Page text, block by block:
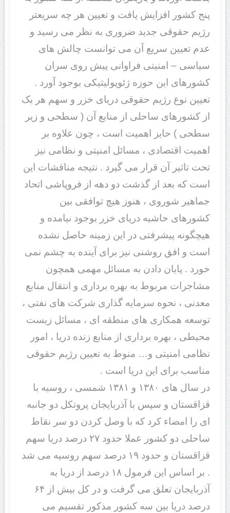
پنج کشور افزایش یافت و تعیین هر چه سریعتر
رژیم حقوقی جدید ضروری به نظر می رسید و
عدم تعیین سریع آن می توانست چالش های
سیاسی – امنیتی فراوانی پیش روی سران
کشورهای این حوزه ژئوپولیتیکی بوجود آورد .
تعیین نوع رژیم حقوقی دریای خزر و سهم هر یک
از کشورهای ساحلی از منابع آن ( سطحی و زیر
سطحی ) حایز اهمیت است ، چون علاوه بر
اهمیت اقتصادی ، مسائل امنیتی و نظامی نیز
تحت تاثیر آن قرار می گیرد . نتیجه مناقشات این
است که بعد از گذشت دو دهه از فروپاشی اتحاد
جماهیر شوروی ، هنوز هیچ توافقی بین
کشورهای حاشیه دریای خزر بوجود نیامده و
هیچگونه پیشرفتی در این زمینه حاصل نشده
است و افق روشنی نیز برای آینده به چشم نمی
خورد . پایان دادن به مسائل مهمی همچون
مشاجرات مربوط به بهره برداری و انتقال منابع
معدنی ، نحوه سرمایه گذاری شرکت های نفتی ،
توسعه همکاری های منطقه ای ، مسائل زیست
محیطی ، بهره برداری از منابع زنده دریا ، امور
نظامی امنیتی و… منوط به تعیین رژیم حقوقی
مناسب برای این دریا است .
در سال های ۱۳۸۰ و ۱۳۸۱ شمسی ، روسیه با
قزاقستان و سپس با آذربایجان پروتکل دو جانبه
ای را امضاء کرد که با وصل کردن دو سر نقاط
ساحلی دو کشور عملا حدود ۲۷ درصد دریا سهم
قزاقستان و حدود ۱۹ درصد سهم روسیه می شد
. بر اساس این فرمول ۱۸ درصد از دریا به
آذربایجان تعلق می گرفت و در کل بیش از ۶۴
درصد دریا بین سه کشور مذکور تقسیم می